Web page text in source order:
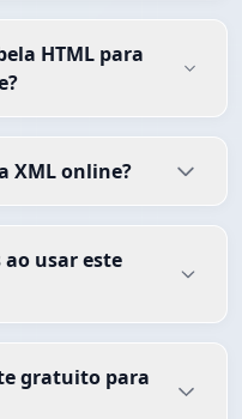
HTML para
XML online?
ao usar este
gratuito para